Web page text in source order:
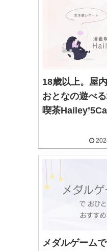
18歳以上。屋
おとなの遊べ
喫茶
メダルゲーム